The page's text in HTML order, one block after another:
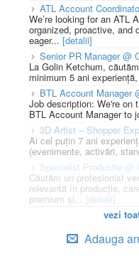
ATL Account
We’re looking for an ATL
organized, proactive, and
eager... [detalii]
Senior PR Manager @
La Golin Ketchum,
minimum 5 ani
BTL Account Manager
Job description: We're on
BTL Account Manager to
3D Artist – Shopper
Ai cel puțin 7 ani
(evenimente, activări,
Specialist Productie @
Căutăm un profesionist
relevantă în producție,
premium și... [detalii]
vezi
Adauga